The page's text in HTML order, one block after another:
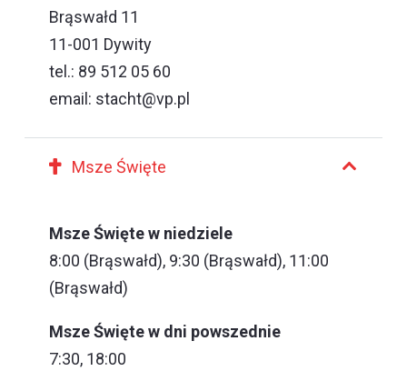
Brąswałd 11
11-001 Dywity
tel.: 89 512 05 60
email: stacht@vp.pl
Msze Święte
Msze Święte w niedziele
8:00 (Brąswałd), 9:30 (Brąswałd), 11:00
(Brąswałd)
Msze Święte w dni powszednie
7:30, 18:00